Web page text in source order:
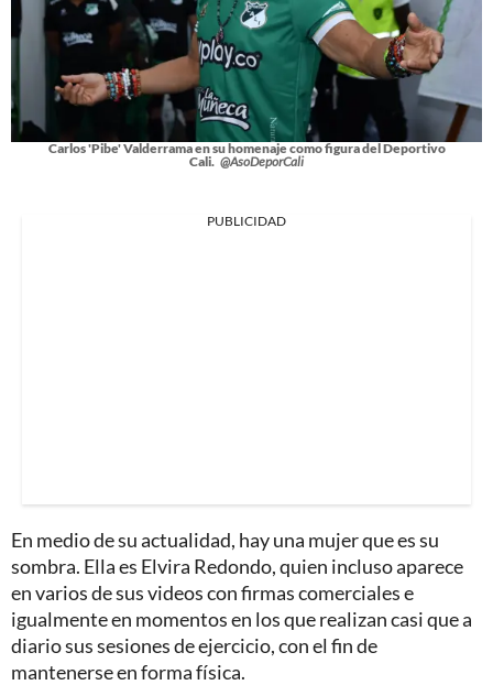
Carlos 'Pibe' Valderrama en su homenaje como figura del Deportivo
Cali. @AsoDeporCali
PUBLICIDAD
En medio de su actualidad, hay una mujer que es su
sombra. Ella es Elvira Redondo, quien incluso aparece
en varios de sus videos con firmas comerciales e
igualmente en momentos en los que realizan casi que a
diario sus sesiones de ejercicio, con el fin de
mantenerse en forma física.